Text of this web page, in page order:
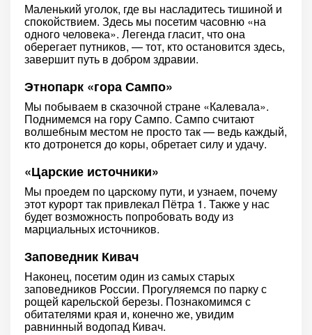
Маленький уголок, где вы насладитесь тишиной и
спокойствием. Здесь мы посетим часовню «на
одного человека». Легенда гласит, что она
оберегает путников, — тот, кто остановится здесь,
завершит путь в добром здравии.
Этнопарк «гора Сампо»
Мы побываем в сказочной стране «Калевала».
Поднимемся на гору Сампо. Сампо считают
волшебным местом не просто так — ведь каждый,
кто дотронется до коры, обретает силу и удачу.
«Царские источники»
Мы проедем по царскому пути, и узнаем, почему
этот курорт так привлекал Пётра 1. Также у нас
будет возможность попробовать воду из
марциальных источников.
Заповедник Кивач
Наконец, посетим один из самых старых
заповедников России. Прогуляемся по парку с
рощей карельской березы. Познакомимся с
обитателями края и, конечно же, увидим
равнинный водопад Кивач.